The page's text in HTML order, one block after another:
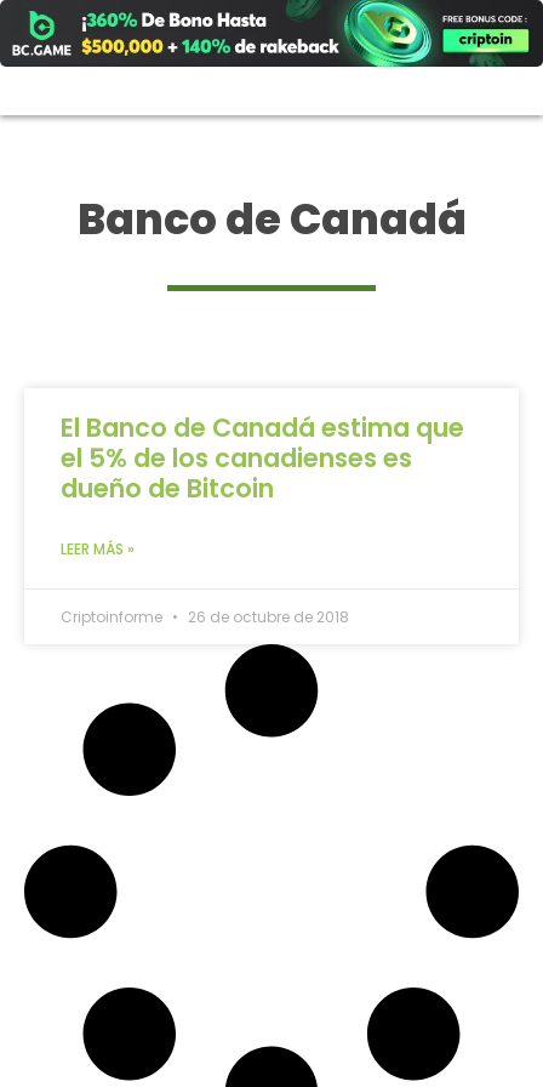
al
contenido
Banco de Canadá
El Banco de Canadá estima que
el 5% de los canadienses es
dueño de Bitcoin
LEER MÁS »
Criptoinforme 26 de octubre de 2018